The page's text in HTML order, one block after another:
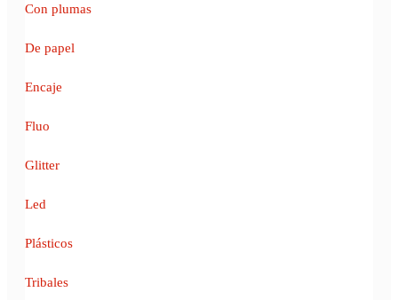
Con plumas
De papel
Encaje
Fluo
Glitter
Led
Plásticos
Tribales